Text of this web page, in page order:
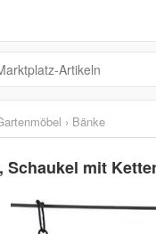
› Bänke
Schaukel mit